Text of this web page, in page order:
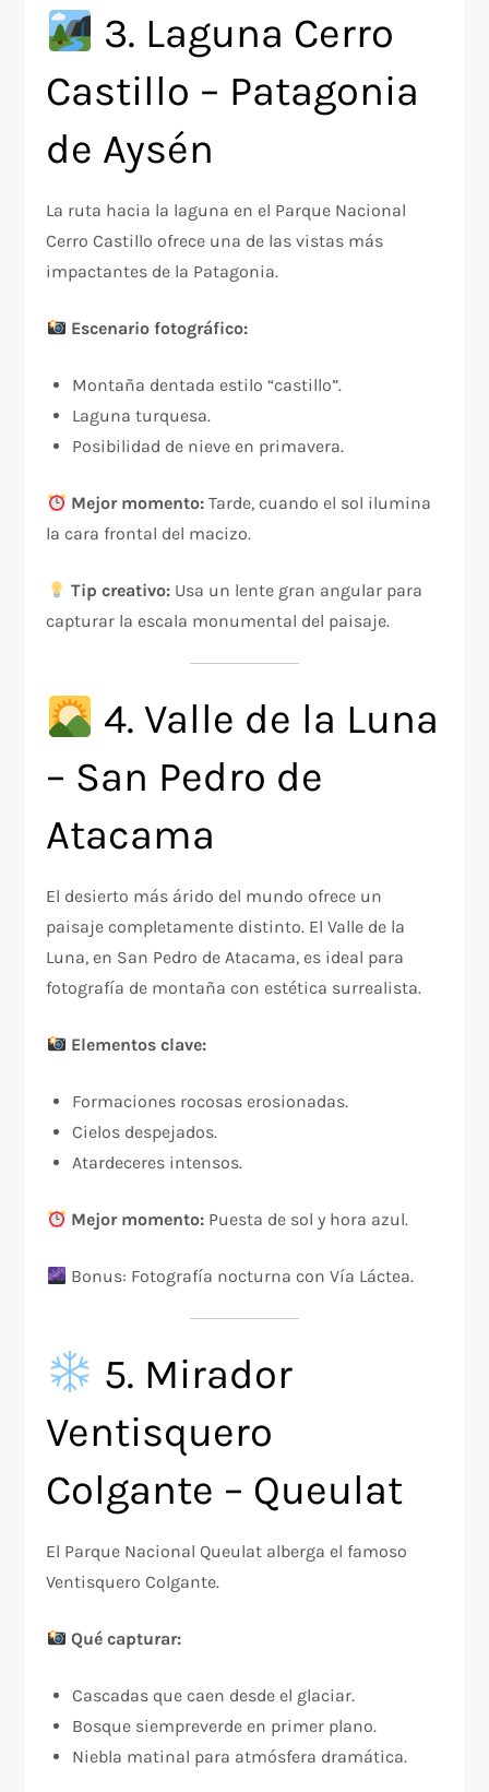
3. Laguna Cerro
Castillo – Patagonia
de Aysén
La ruta hacia la laguna en el Parque Nacional
Cerro Castillo ofrece una de las vistas más
impactantes de la Patagonia.
Escenario fotográfico:
Montaña dentada estilo “castillo”.
Laguna turquesa.
Posibilidad de nieve en primavera.
Mejor momento:Tarde, cuando el sol ilumina
la cara frontal del macizo.
Tip creativo:Usa un lente gran angular para
capturar la escala monumental del paisaje.
4. Valle de la Luna
– San Pedro de
Atacama
El desierto más árido del mundo ofrece un
paisaje completamente distinto. El Valle de la
Luna, en San Pedro de Atacama, es ideal para
fotografía de montaña con estética surrealista.
Elementos clave:
Formaciones rocosas erosionadas.
Cielos despejados.
Atardeceres intensos.
Mejor momento:Puesta de sol y hora azul.
Bonus: Fotografía nocturna con Vía Láctea.
5. Mirador
Ventisquero
Colgante – Queulat
El Parque Nacional Queulat alberga el famoso
Ventisquero Colgante.
Qué capturar:
Cascadas que caen desde el glaciar.
Bosque siempreverde en primer plano.
Niebla matinal para atmósfera dramática.